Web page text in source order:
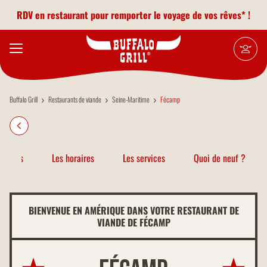
RDV en restaurant pour remporter le voyage de vos rêves* !
Buffalo Grill Restaurants de viande Seine-Maritime Fécamp
Les horaires Les services Quoi de neuf ?
BIENVENUE EN AMÉRIQUE DANS VOTRE RESTAURANT DE
VIANDE DE FÉCAMP